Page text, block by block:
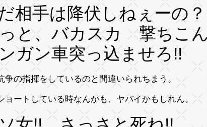
相手は降伏しねぇーの
と、バカスカ 撃ちこん
ガン車突っ込ませろ!!
争の指揮をしているのと間違いられちまう。
ョートしている時なんかも、ヤバイかもしれん。